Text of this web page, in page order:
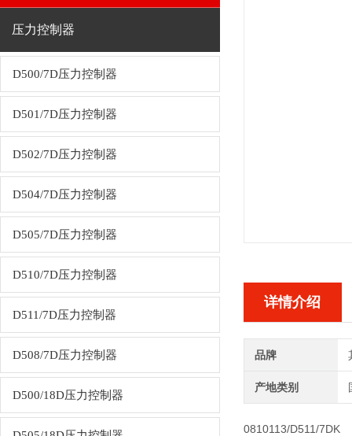
压力控制器
D500/7D压力控制器
D501/7D压力控制器
D502/7D压力控制器
D504/7D压力控制器
D505/7D压力控制器
D510/7D压力控制器
D511/7D压力控制器
D508/7D压力控制器
D500/18D压力控制器
详情介绍
品牌
产地类别
0810113/D511/7DK